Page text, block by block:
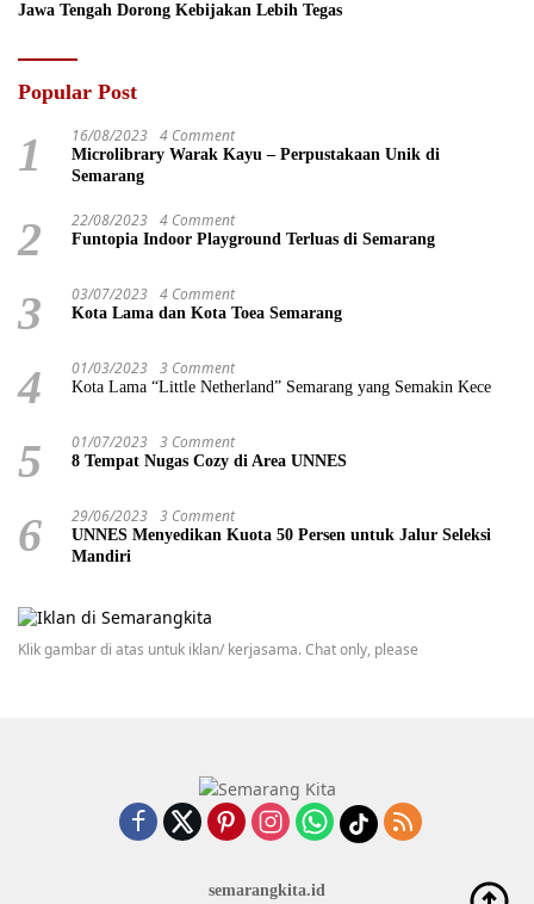
Jawa Tengah Dorong Kebijakan Lebih Tegas
Popular Post
1 16/08/2023 4 Comment
Microlibrary Warak Kayu – Perpustakaan Unik di
Semarang
2 22/08/2023 4 Comment
Funtopia Indoor Playground Terluas di Semarang
3 03/07/2023 4 Comment
Kota Lama dan Kota Toea Semarang
4 01/03/2023 3 Comment
Kota Lama “Little Netherland” Semarang yang Semakin Kece
5 01/07/2023 3 Comment
8 Tempat Nugas Cozy di Area UNNES
6 29/06/2023 3 Comment
UNNES Menyedikan Kuota 50 Persen untuk Jalur Seleksi
Mandiri
Klik gambar di atas untuk iklan/ kerjasama. Chat only, please
semarangkita.id